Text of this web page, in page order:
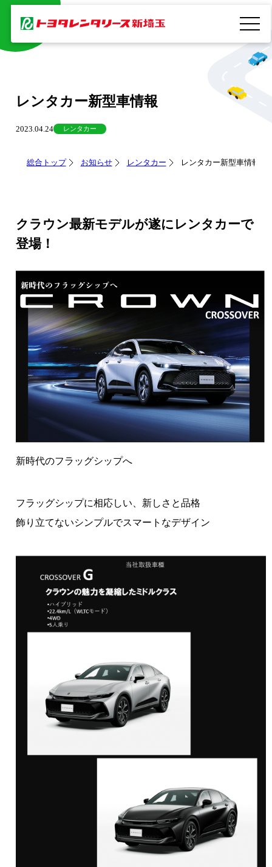
を
レンタカー新型車情報
2023.04.24 レンタカー
総合トップ お知らせ レンタカー レンタカー新型車情報
クラウン最新モデルが遂にレンタカーで
登場！
新時代のフラッグシップへ
フラッグシップに相応しい、新しさと品格
飾り立てないシンプルでスマートなデザイン